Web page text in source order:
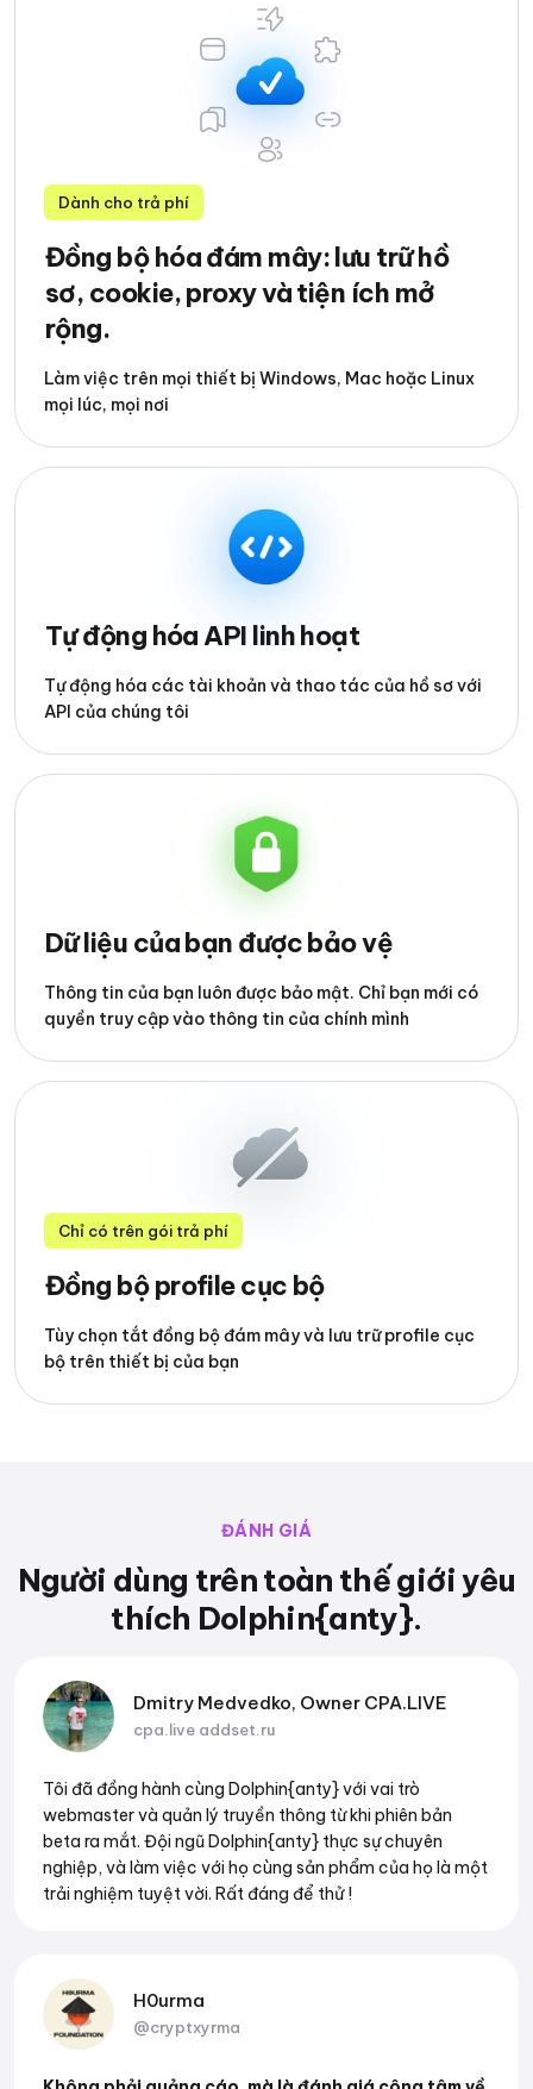
Dành cho trả phí
Đồng bộ hóa đám mây: lưu trữ hồ
sơ, cookie, proxy và tiện ích mở
rộng.
Làm việc trên mọi thiết bị Windows, Mac hoặc Linux
mọi lúc, mọi nơi
Tự động hóa API linh hoạt
Tự động hóa các tài khoản và thao tác của hồ sơ với
API của chúng tôi
Dữ liệu của bạn được bảo vệ
Thông tin của bạn luôn được bảo mật. Chỉ bạn mới có
quyền truy cập vào thông tin của chính mình
Chỉ có trên gói trả phí
Đồng bộ profile cục bộ
Tùy chọn tắt đồng bộ đám mây và lưu trữ profile cục
bộ trên thiết bị của bạn
ĐÁNH GIÁ
Người dùng trên toàn thế giới yêu
thích Dolphin{anty}.
Dmitry Medvedko, Owner CPA.LIVE
cpa.live addset.ru
Tôi đã đồng hành cùng Dolphin{anty} với vai trò
webmaster và quản lý truyền thông từ khi phiên bản
beta ra mắt. Đội ngũ Dolphin{anty} thực sự chuyên
nghiệp, và làm việc với họ cùng sản phẩm của họ là một
trải nghiệm tuyệt vời. Rất đáng để thử !
H0urma
@cryptxyrma